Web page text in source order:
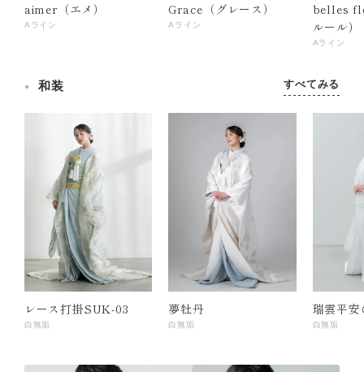
aimer（エメ）
Aライン
Grace（グレース）
Aライン
belles
ルール）
Aライン
和装 すべてみる
レース打掛SUK-03
白無垢
夢牡丹
白無垢
瑞雲平安
白無垢